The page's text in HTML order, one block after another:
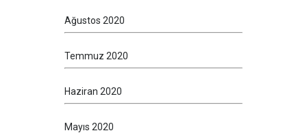
Ağustos 2020
Temmuz 2020
Haziran 2020
Mayıs 2020